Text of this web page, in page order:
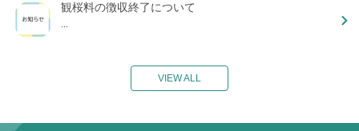
観桜料の徴収終了について
VIEW ALL